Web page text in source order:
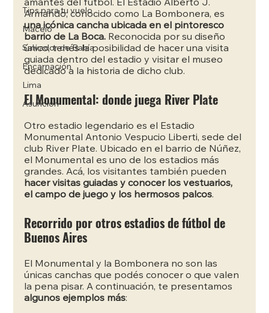
Tips para tu vuelo
Maceió
Salvador de Bahía
Encarnación
Lima
Asunción
amantes del fútbol. El Estadio Alberto J.
Armando, conocido como La Bombonera, es
una icónica cancha ubicada en el pintoresco
barrio de La Boca. Reconocida por su diseño
único, tenés la posibilidad de hacer una visita
guiada dentro del estadio y visitar el museo
dedicado a la historia de dicho club.
El Monumental: donde juega River Plate
Otro estadio legendario es el Estadio
Monumental Antonio Vespucio Liberti, sede del
club River Plate. Ubicado en el barrio de Núñez,
el Monumental es uno de los estadios más
grandes. Acá, los visitantes también pueden
hacer visitas guiadas y conocer los vestuarios,
el campo de juego y los hermosos palcos.
Recorrido por otros estadios de fútbol de
Buenos Aires
El Monumental y la Bombonera no son las
únicas canchas que podés conocer o que valen
la pena pisar. A continuación, te presentamos
algunos ejemplos más: